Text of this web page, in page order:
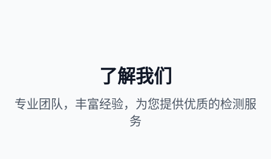
了解我们
专业团队，丰富经验，为您提供优质的检测服
务